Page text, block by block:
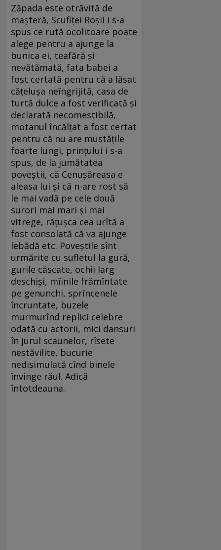
Zăpada este otrăvită de
maşteră, Scufiţei Roşii i s-a
spus ce rută ocolitoare poate
alege pentru a ajunge la
bunica ei, teafără şi
nevătămată, fata babei a
fost certată pentru că a lăsat
căţeluşa neîngrijită, casa de
turtă dulce a fost verificată şi
declarată necomestibilă,
motanul încălţat a fost certat
pentru că nu are mustăţile
foarte lungi, prinţului i s-a
spus, de la jumătatea
poveştii, că Cenuşăreasa e
aleasa lui şi că n-are rost să
le mai vadă pe cele două
surori mai mari şi mai
vitrege, răţuşca cea urîtă a
fost consolată că va ajunge
lebădă etc. Poveştile sînt
urmărite cu sufletul la gură,
gurile căscate, ochii larg
deschişi, mîinile frămîntate
pe genunchi, sprîncenele
încruntate, buzele
murmurînd replici celebre
odată cu actorii, mici dansuri
în jurul scaunelor, rîsete
nestăvilite, bucurie
nedisimulată cînd binele
învinge răul. Adică
întotdeauna.